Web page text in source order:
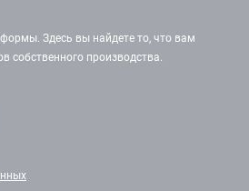
Здесь вы найдете то, что вам
собственного производства.